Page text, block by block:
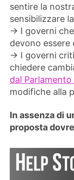
sentire la
sensibilizzare
→ I governi
devono essere
→ I governi
chiedere
dal
modifiche alla
In assenza di
proposta